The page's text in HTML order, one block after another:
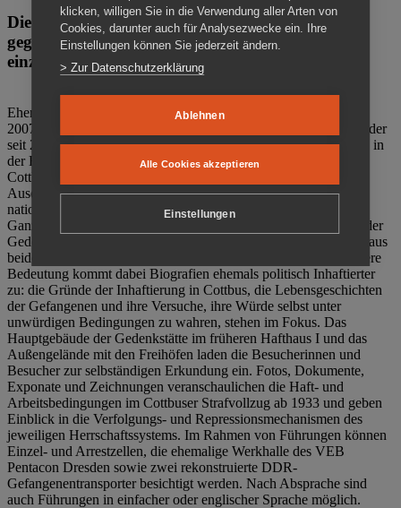
Die Gedenkstätte Zuchthaus Cottbus ist ein Ort
gegen das Vergessen. Anschaulich, nah und
einzigartig.
Ehemalige politische Häftlinge der DDR gründeten im Oktober
2007 den Verein Menschenrechtszentrum Cottbus e. V. (MRZ), der
seit 2011 Eigentümer des ehemaligen Gefängnisses (1860-2002) in
der Bautzener Straße und Träger der Gedenkstätte Zuchthaus
Cottbus ist. Im Zentrum der Arbeit der Gedenkstätte steht die
Auseinandersetzung mit politischem Unrecht während der
nationalsozialistischen Terrorherrschaft und der SED-Diktatur.
Ganzjährig zeigen mehrere Dauer- und Sonderausstellungen in der
Gedenkstätte Zuchthaus Cottbus Beispiele politischen Unrechts aus
beiden deutschen Diktaturen des 20. Jahrhunderts. Eine besondere
Bedeutung kommt dabei Biografien ehemals politisch Inhaftierter
zu: die Gründe der Inhaftierung in Cottbus, die Lebensgeschichten
der Gefangenen und ihre Versuche, ihre Würde selbst unter
unwürdigen Bedingungen zu wahren, stehen im Fokus. Das
Hauptgebäude der Gedenkstätte im früheren Hafthaus I und das
Außengelände mit den Freihöfen laden die Besucherinnen und
Besucher zur selbständigen Erkundung ein. Fotos, Dokumente,
Exponate und Zeichnungen veranschaulichen die Haft- und
Arbeitsbedingungen im Cottbuser Strafvollzug ab 1933 und geben
Einblick in die Verfolgungs- und Repressionsmechanismen des
jeweiligen Herrschaftssystems. Im Rahmen von Führungen können
Einzel- und Arrestzellen, die ehemalige Werkhalle des VEB
Pentacon Dresden sowie zwei rekonstruierte DDR-
Gefangenentransporter besichtigt werden. Nach Absprache sind
auch Führungen in einfacher oder englischer Sprache möglich.
klicken, willigen Sie in die Verwendung aller Arten von
Cookies, darunter auch für Analysezwecke ein. Ihre
Einstellungen können Sie jederzeit ändern.
> Zur Datenschutzerklärung
Ablehnen
Alle Cookies akzeptieren
Einstellungen